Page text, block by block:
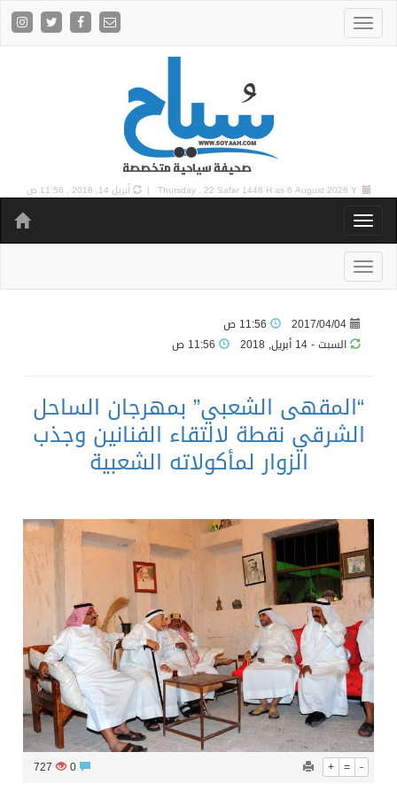
Thursday , 22 Safar 1448 H as6 August 2026 Y | أبريل 14, 2018 , 11:56 ص
2017/04/04
السبت - 14 أبريل, 2018
“المقهى الشعبي” بمهرجان الساحل
الشرقي نقطة لالتقاء الفنانين وجذب
الزوار لمأكولاته الشعبية
+ = -
727